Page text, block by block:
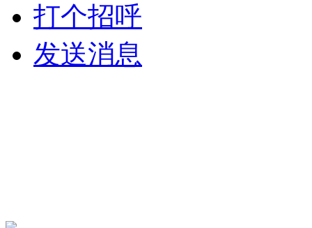
打个招呼
发送消息